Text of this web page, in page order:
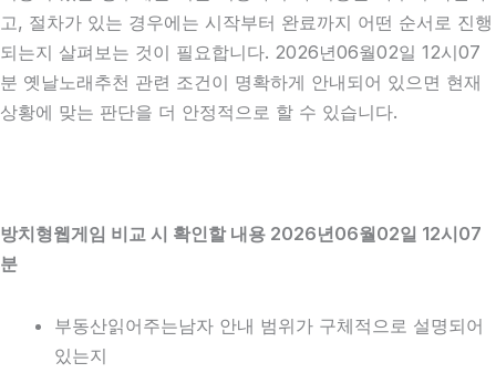
고, 절차가 있는 경우에는 시작부터 완료까지 어떤 순서로 진행
되는지 살펴보는 것이 필요합니다. 2026년06월02일 12시07
분 옛날노래추천 관련 조건이 명확하게 안내되어 있으면 현재
상황에 맞는 판단을 더 안정적으로 할 수 있습니다.
방치형웹게임 비교 시 확인할 내용 2026년06월02일 12시07
분
부동산읽어주는남자 안내 범위가 구체적으로 설명되어
있는지